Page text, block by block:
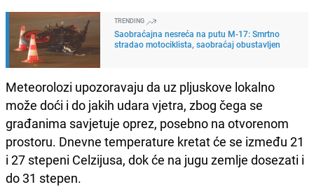
TRENDING
Saobraćajna nesreća na putu M-17: Smrtno
stradao motociklista, saobraćaj obustavljen
Meteorolozi upozoravaju da uz pljuskove lokalno
može doći i do jakih udara vjetra, zbog čega se
građanima savjetuje oprez, posebno na otvorenom
prostoru. Dnevne temperature kretat će se između 21
i 27 stepeni Celzijusa, dok će na jugu zemlje dosezati i
do 31 stepen.